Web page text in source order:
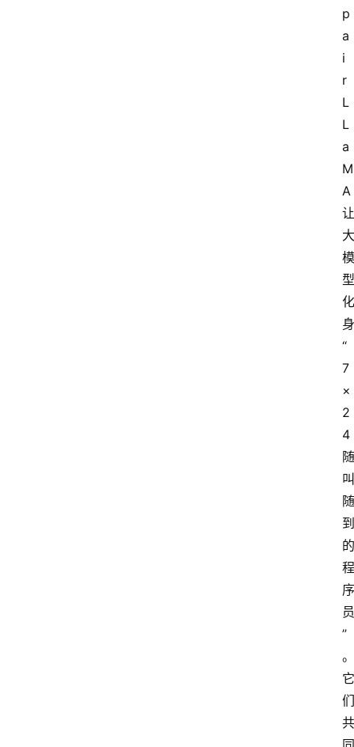
p
a
i
r
L
L
a
M
A
让
大
模
型
化
身
“
7
×
2
4
随
叫
随
到
的
程
序
员
”
。
它
们
共